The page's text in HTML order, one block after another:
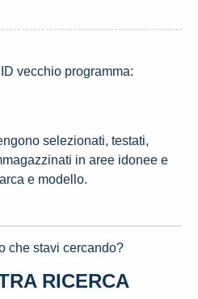
vecchio programma:
selezionati, testati,
in aree idonee e
e modello.
che stavi cercando?
RICERCA